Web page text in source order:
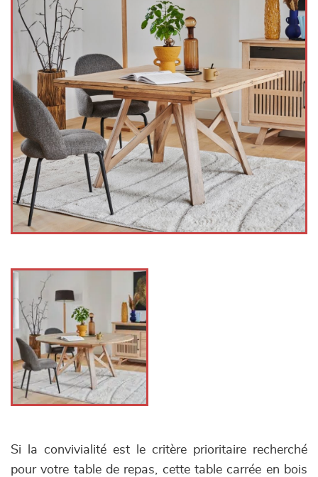
Si la convivialité est le critère prioritaire recherché
pour votre table de repas, cette table carrée en bois